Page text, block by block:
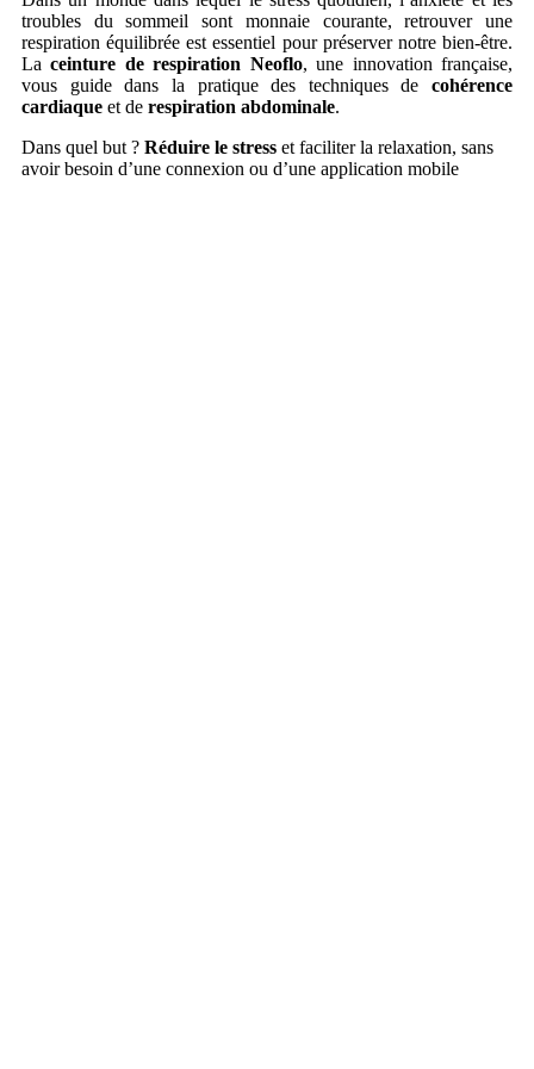
troubles du sommeil sont monnaie courante, retrouver une
respiration équilibrée est essentiel pour préserver notre bien-être.
Laceinture de respiration Neoflo, une innovation française,
vous guide dans la pratique des techniques de cohérence
cardiaque et de respiration abdominale.
Dans quel but ? Réduire le stress et faciliter la relaxation, sans
avoir besoin d’une connexion ou d’une application mobile